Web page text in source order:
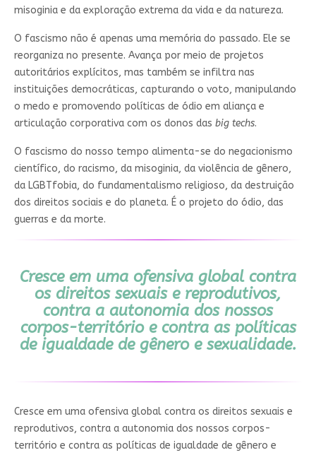
misoginia e da exploração extrema da vida e da natureza.
O fascismo não é apenas uma memória do passado. Ele se
reorganiza no presente. Avança por meio de projetos
autoritários explícitos, mas também se infiltra nas
instituições democráticas, capturando o voto, manipulando
o medo e promovendo políticas de ódio em aliança e
articulação corporativa com os donos das big techs.
O fascismo do nosso tempo alimenta-se do negacionismo
científico, do racismo, da misoginia, da violência de gênero,
da LGBTfobia, do fundamentalismo religioso, da destruição
dos direitos sociais e do planeta. É o projeto do ódio, das
guerras e da morte.
Cresce em uma ofensiva global contra
os direitos sexuais e reprodutivos,
contra a autonomia dos nossos
corpos-território e contra as políticas
de igualdade de gênero e sexualidade.
Cresce em uma ofensiva global contra os direitos sexuais e
reprodutivos, contra a autonomia dos nossos corpos-
território e contra as políticas de igualdade de gênero e